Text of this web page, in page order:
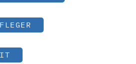
IT